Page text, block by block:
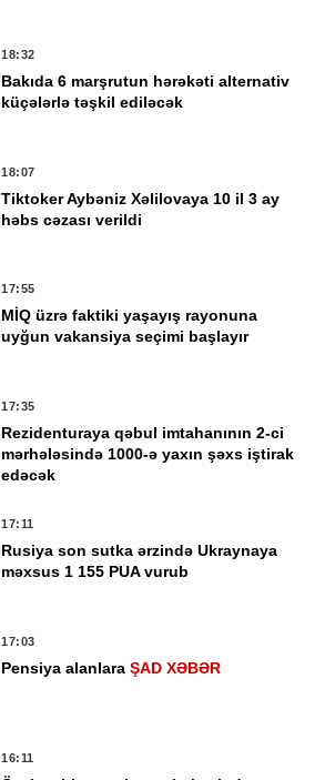
18:32
Bakıda 6 marşrutun hərəkəti alternativ
küçələrlə təşkil ediləcək
18:07
Tiktoker Aybəniz Xəlilovaya 10 il 3 ay
həbs cəzası verildi
17:55
MİQ üzrə faktiki yaşayış rayonuna
uyğun vakansiya seçimi başlayır
17:35
Rezidenturaya qəbul imtahanının 2-ci
mərhələsində 1000-ə yaxın şəxs iştirak
edəcək
17:11
Rusiya son sutka ərzində Ukraynaya
məxsus 1 155 PUA vurub
17:03
Pensiya alanlaraŞAD XƏBƏR
16:11